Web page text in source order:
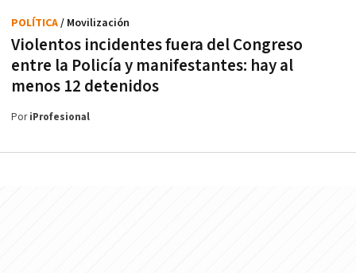
Violentos incidentes fuera del Congreso
entre la Policía y manifestantes: hay al
menos 12 detenidos
POLÍTICA/ Movilización
PoriProfesional